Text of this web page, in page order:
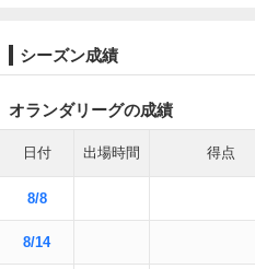
シーズン成績
オランダリーグの成績
日付 出場時間 得点
8/8
8/14